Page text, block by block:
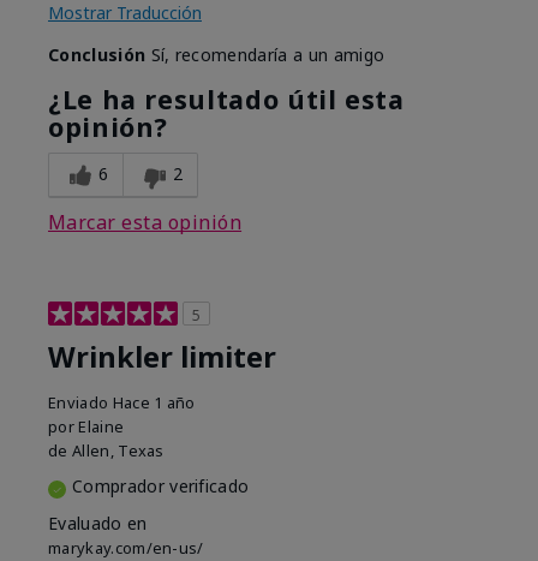
Mostrar Traducción
Conclusión Sí, recomendaría a un amigo
¿Le ha resultado útil esta
opinión?
6 2
Marcar esta opinión
5
Wrinkler limiter
Enviado Hace 1 año
por Elaine
de Allen, Texas
Comprador verificado
Evaluado en
marykay.com/en-us/